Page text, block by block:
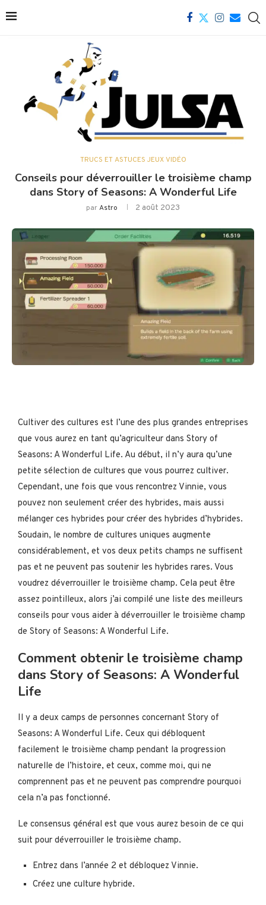
TRUCS ET ASTUCES JEUX VIDÉO
Conseils pour déverrouiller le troisième champ
dans Story of Seasons: A Wonderful Life
parAstro 2 août 2023
Cultiver des cultures est l’une des plus grandes entreprises
que vous aurez en tant qu’agriculteur dans Story of
Seasons: A Wonderful Life. Au début, il n’y aura qu’une
petite sélection de cultures que vous pourrez cultiver.
Cependant, une fois que vous rencontrez Vinnie, vous
pouvez non seulement créer des hybrides, mais aussi
mélanger ces hybrides pour créer des hybrides d’hybrides.
Soudain, le nombre de cultures uniques augmente
considérablement, et vos deux petits champs ne suffisent
pas et ne peuvent pas soutenir les hybrides rares. Vous
voudrez déverrouiller le troisième champ. Cela peut être
assez pointilleux, alors j’ai compilé une liste des meilleurs
conseils pour vous aider à déverrouiller le troisième champ
de Story of Seasons: A Wonderful Life.
Comment obtenir le troisième champ
dans Story of Seasons: A Wonderful
Life
Il y a deux camps de personnes concernant Story of
Seasons: A Wonderful Life. Ceux qui débloquent
facilement le troisième champ pendant la progression
naturelle de l’histoire, et ceux, comme moi, qui ne
comprennent pas et ne peuvent pas comprendre pourquoi
cela n’a pas fonctionné.
Le consensus général est que vous aurez besoin de ce qui
suit pour déverrouiller le troisième champ.
Entrez dans l’année 2 et débloquez Vinnie.
Créez une culture hybride.